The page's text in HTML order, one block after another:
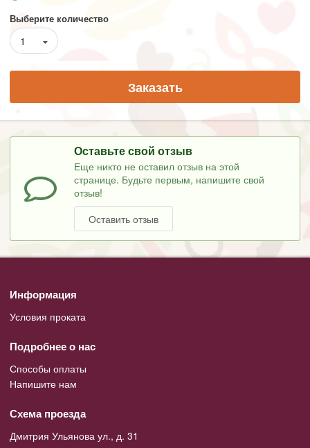
Выберите количество
1
Заказать
Оставьте свой отзыв
Еще никто не оставил отзыв на этой
странице. Будьте первым, напишите свой
отзыв!
Оставить отзыв
Информация
Условия проката
Подробнее о нас
Способы оплаты
Напишите нам
Схема проезда
Дмитрия Ульянова ул., д. 31